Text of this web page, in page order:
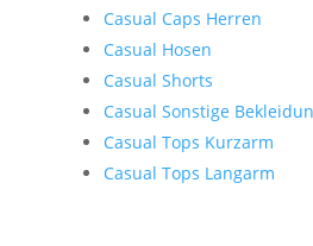
Casual Caps Herren
Casual Hosen
Casual Shorts
Casual Sonstige
Casual Tops Kurzarm
Casual Tops Langarm